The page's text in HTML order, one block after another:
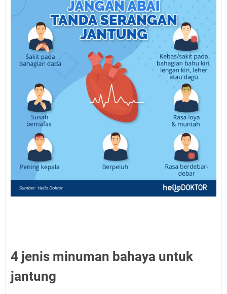
4 jenis minuman bahaya untuk
jantung